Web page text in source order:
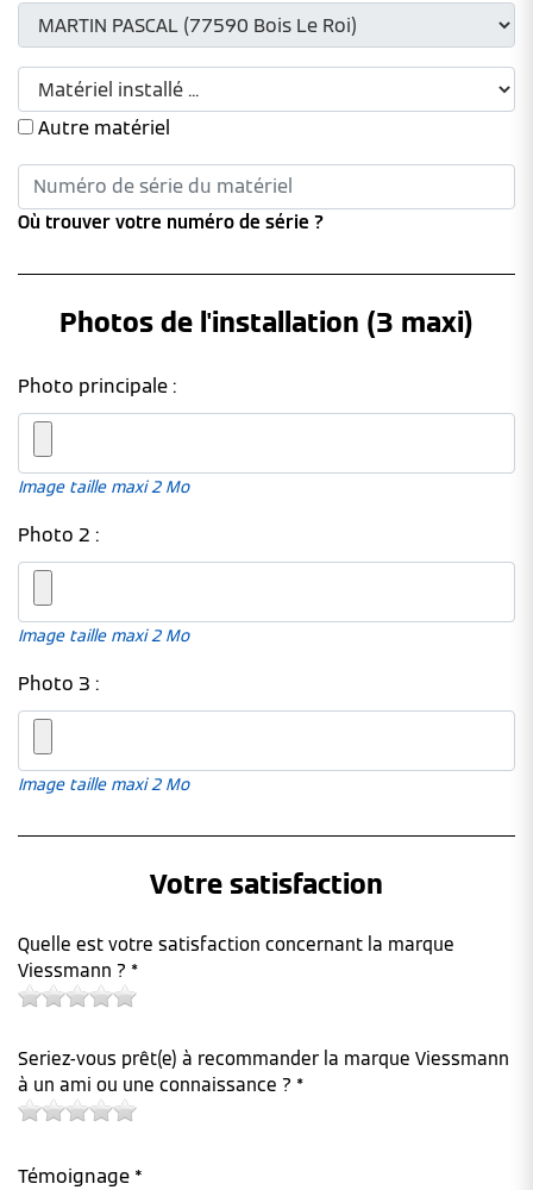
Autre matériel
Où trouver votre numéro de série ?
Photos de l'installation (3 maxi)
Photo principale :
Image taille maxi 2 Mo
Photo 2 :
Image taille maxi 2 Mo
Photo 3 :
Image taille maxi 2 Mo
Votre satisfaction
Quelle est votre satisfaction concernant la marque
Viessmann ? *
Seriez-vous prêt(e) à recommander la marque Viessmann
à un ami ou une connaissance ? *
Témoignage *